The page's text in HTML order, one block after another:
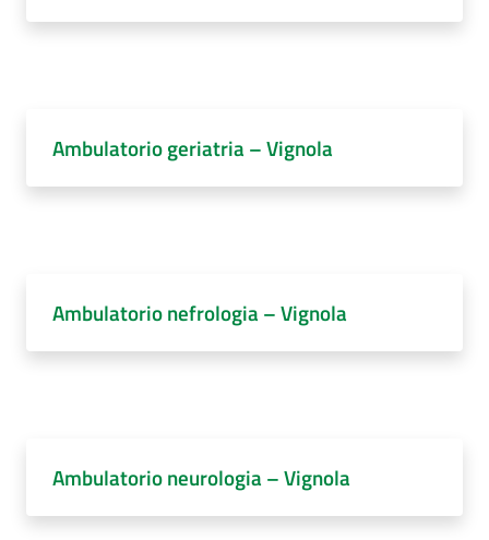
Ambulatorio geriatria – Vignola
Ambulatorio nefrologia – Vignola
Ambulatorio neurologia – Vignola